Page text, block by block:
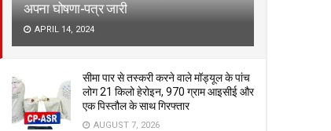
अपना घोषणा-पत्र जारी
APRIL 14, 2024
सीमा पार से तस्करी करने वाले मॉड्यूल के पांच
लोग 21 किलो हेरोइन, 970 ग्राम आइसीई और
एक पिस्तौल के साथ गिरफ्तार
AUGUST 7, 2026